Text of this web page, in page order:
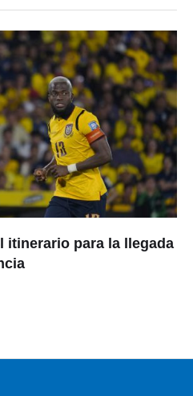
itinerario para la llegada